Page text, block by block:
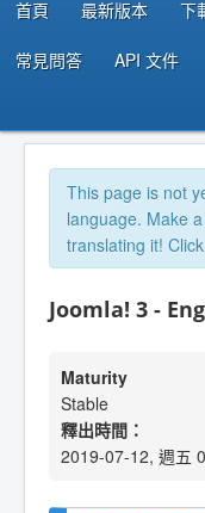
首頁 最新版本 下
常見問答 API 文件
This page is not
language. Make
translating it! Click
Joomla! 3 -
Maturity
Stable
釋出時間：
2019-07-12, 週五